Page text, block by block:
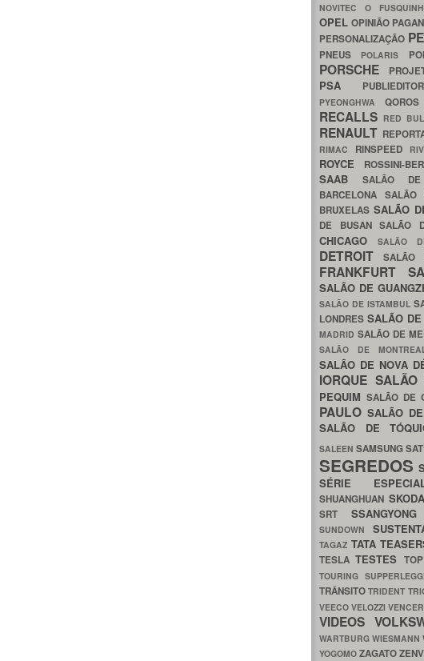
NOVITEC O
OPEL OPINIÃO
PERSONALIZAÇÃO
PNEUS
POLARIS
PORSCHE
PSA
PYEONGHWA QOROS
RECALLS RED
RENAULT
RIMAC RINSPEED
ROYCE
ROSSINI-
SAAB SALÃO
BARCELONA
BRUXELAS SALÃO
DE BUSAN SALÃO
CHICAGO
SALÃO
DETROIT
SALÃO
FRANKFURT
SALÃO DE
SALÃO DE ISTAMBUL
LONDRESSALÃO
MADRID SALÃO DE
SALÃO DE
SALÃO DE NOVA
IORQUE
PEQUIM SALÃO DE
PAULO SALÃO
SALÃO DE
SALEENSAMSUNG
SEGREDOS
SÉRIE
SHUANGHUAN SKODA
SRTSSANGYONG
SUNDOWN
TAGAZ TATA
TESLATESTES
TOURING
TRÂNSITOTRIDENT
VEECOVELOZZIVENCER
VIDEOS
WARTBURG WIESMANN
YOGOMO ZAGATO